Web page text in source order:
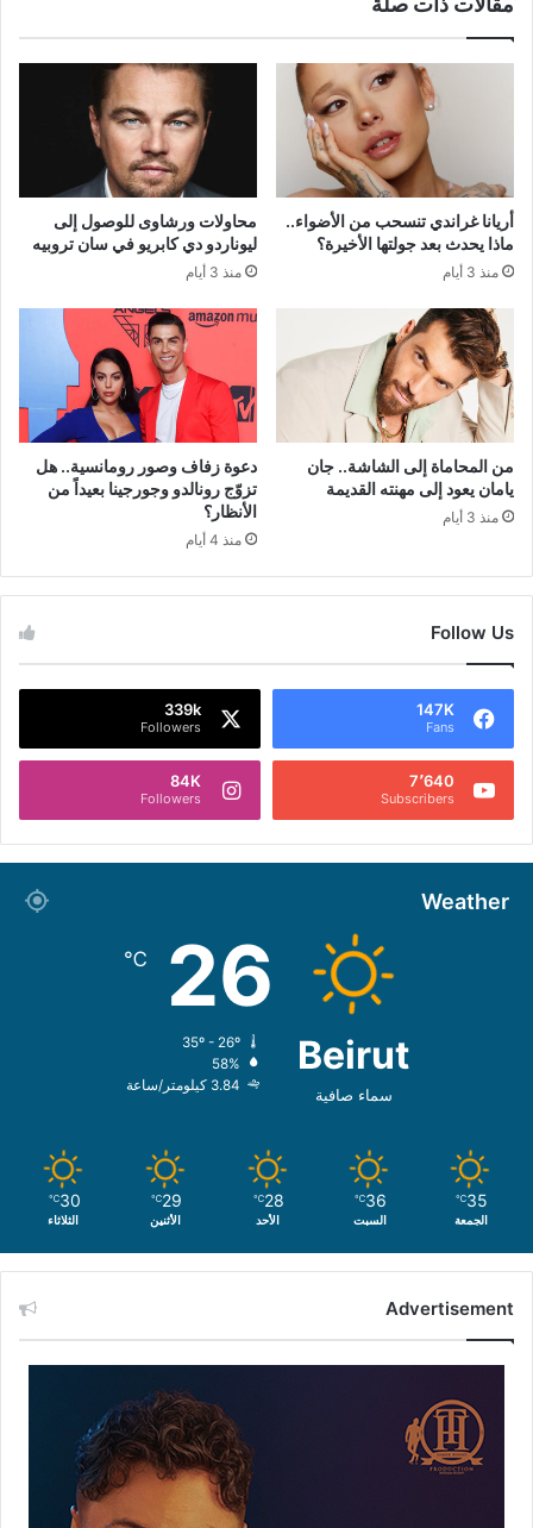
أريانا غراندي تنسحب من الأضواء..
ماذا يحدث بعد جولتها الأخيرة؟
منذ 3 أيام
محاولات ورشاوى للوصول إلى
ليوناردو دي كابريو في سان تروبيه
منذ 3 أيام
من المحاماة إلى الشاشة.. جان
يامان يعود إلى مهنته القديمة
منذ 3 أيام
دعوة زفاف وصور رومانسية.. هل
تزوّج رونالدو وجورجينا بعيداً من
الأنظار؟
منذ 4 أيام
Follow Us
147K
Fans
339k
Followers
7٬640
Subscribers
84K
Followers
Weather
Beirut
سماء صافية
26
℃
58%
3.84 كيلومتر/ساعة
35
℃
الجمعة
36
℃
السبت
28
℃
الأحد
29
℃
الأثنين
30
℃
الثلاثاء
Advertisement